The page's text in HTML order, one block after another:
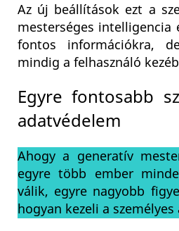
Az új beállítások ezt a
mesterséges intelligencia
fontos információkra,
mindig a felhasználó
Egyre fontosabb
adatvédelem
Ahogy a generatív
egyre több ember
válik, egyre nagyobb
hogyan kezeli a